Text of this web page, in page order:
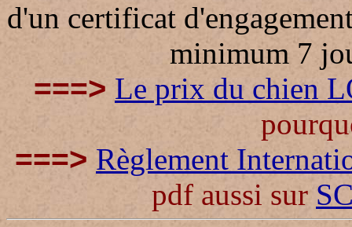
d'un certificat
minimum 7
===> Le prix du chien
===> Règlement
pdf aussi sur